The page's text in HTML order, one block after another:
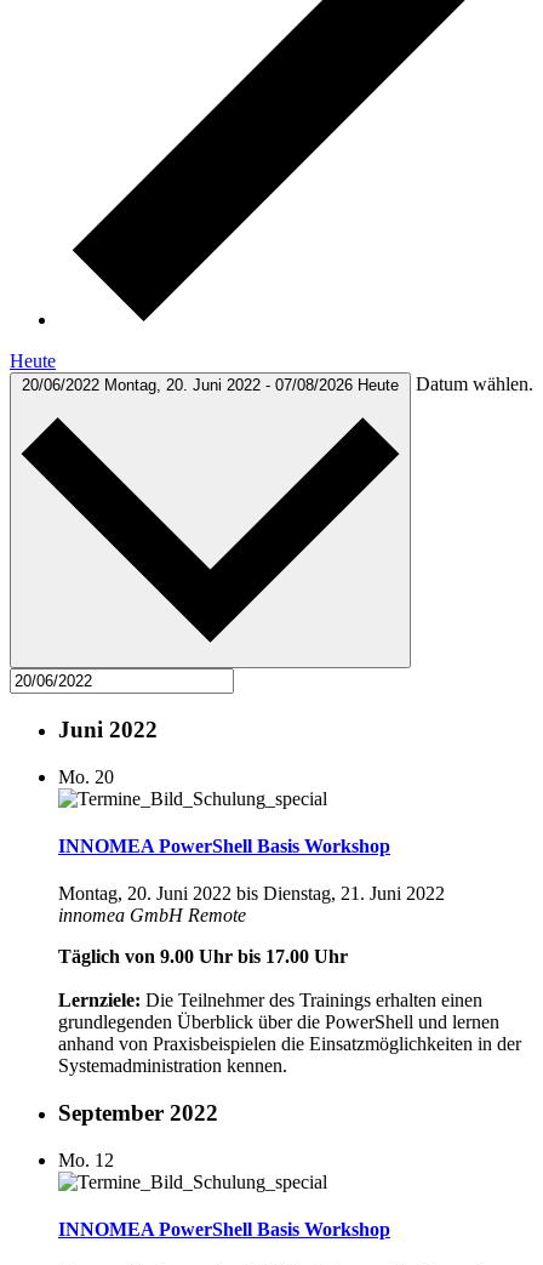
Heute
20/06/2022 Montag, 20. Juni 2022 - 07/08/2026 Heute Datum wählen.
Juni 2022
Mo. 20
INNOMEA PowerShell Basis Workshop
Montag, 20. Juni 2022 bis Dienstag, 21. Juni 2022
innomea GmbH Remote
Täglich von 9.00 Uhr bis 17.00 Uhr
Lernziele: Die Teilnehmer des Trainings erhalten einen
grundlegenden Überblick über die PowerShell und lernen
anhand von Praxisbeispielen die Einsatzmöglichkeiten in der
Systemadministration kennen.
September 2022
Mo. 12
INNOMEA PowerShell Basis Workshop